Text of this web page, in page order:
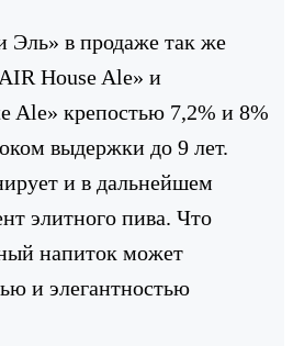
Эль» в продаже так же
House Ale» и
Ale» крепостью 7,2% и 8%
выдержки до 9 лет.
и в дальнейшем
элитного пива. Что
напиток может
и элегантностью